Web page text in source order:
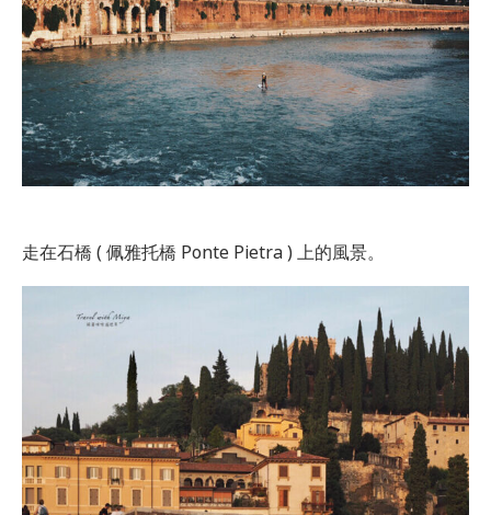
走在石橋 ( 佩雅托橋 Ponte Pietra ) 上的風景。